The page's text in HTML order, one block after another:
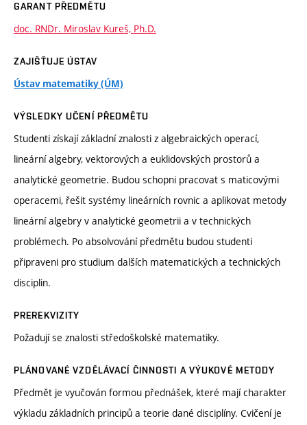
GARANT PŘEDMĚTU
doc. RNDr. Miroslav Kureš, Ph.D.
ZAJIŠŤUJE ÚSTAV
Ústav matematiky (ÚM)
VÝSLEDKY UČENÍ PŘEDMĚTU
Studenti získají základní znalosti z algebraických operací,
lineární algebry, vektorových a euklidovských prostorů a
analytické geometrie. Budou schopni pracovat s maticovými
operacemi, řešit systémy lineárních rovnic a aplikovat metody
lineární algebry v analytické geometrii a v technických
problémech. Po absolvování předmětu budou studenti
připraveni pro studium dalších matematických a technických
disciplin.
PREREKVIZITY
Požadují se znalosti středoškolské matematiky.
PLÁNOVANÉ VZDĚLÁVACÍ ČINNOSTI A VÝUKOVÉ METODY
Předmět je vyučován formou přednášek, které mají charakter
výkladu základních principů a teorie dané disciplíny. Cvičení je